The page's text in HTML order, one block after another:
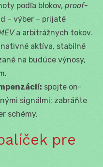
podľa blokov, proof-
– výber – prijaté
a arbitrážnych tokov.
nativné aktíva, stabilné
na budúce výnosy,
spojte on-
signálmi; zabráňte
schémy.
pre